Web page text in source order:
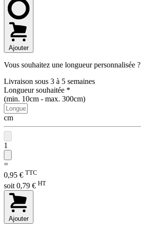
Ajouter
Vous souhaitez une longueur personnalisée ?
Livraison sous 3 à 5 semaines
Longueur souhaitée *
(min. 10cm - max. 300cm)
cm
1
=
0,95 € TTC
soit 0,79 € HT
Ajouter